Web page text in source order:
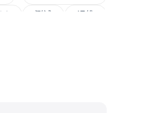
测试
运维